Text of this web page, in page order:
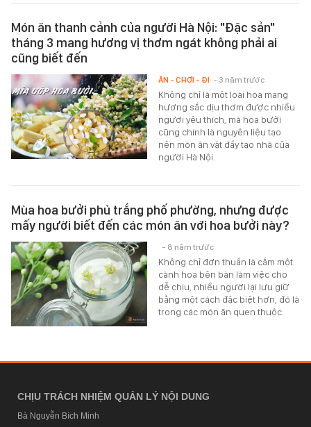
Món ăn thanh cảnh của người Hà Nội: "Đặc sản"
tháng 3 mang hương vị thơm ngát không phải ai
cũng biết đến
Không chỉ là một loài hoa mang
hương sắc dịu thơm được nhiều
người yêu thích, mà hoa bưởi
cũng chính là nguyên liệu tạo
nên món ăn vặt đầy tao nhã của
người Hà Nội.
ĂN - CHƠI - ĐI - 3 năm trước
Mùa hoa bưởi phủ trắng phố phường, nhưng được
mấy người biết đến các món ăn với hoa bưởi này?
Không chỉ đơn thuần là cắm một
cành hoa bên bàn làm việc cho
dễ chịu, nhiều người lại lưu giữ
bằng một cách đặc biệt hơn, đó là
trong các món ăn quen thuộc.
- 8 năm trước
CHỊU TRÁCH NHIỆM QUẢN LÝ NỘI DUNG
Bà Nguyễn Bích Minh